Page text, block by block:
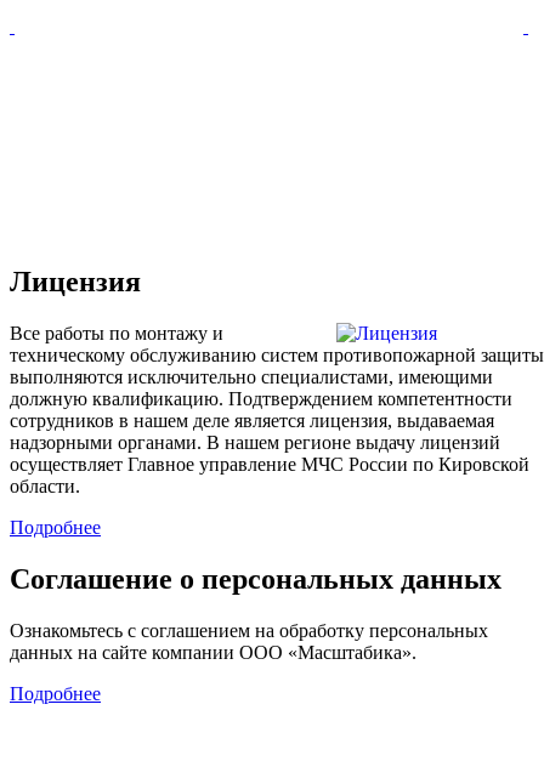
Лицензия
Все работы по монтажу и
техническому обслуживанию систем противопожарной защиты
выполняются исключительно специалистами, имеющими
должную квалификацию. Подтверждением компетентности
сотрудников в нашем деле является лицензия, выдаваемая
надзорными органами. В нашем регионе выдачу лицензий
осуществляет Главное управление МЧС России по Кировской
области.
Подробнее
Соглашение о персональных данных
Ознакомьтесь с соглашением на обработку персональных
данных на сайте компании ООО «Масштабика».
Подробнее